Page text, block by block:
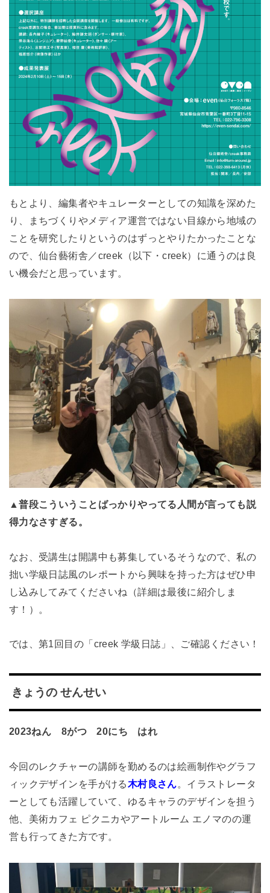
もとより、編集者やキュレーターとしての知識を深めた
り、まちづくりやメディア運営ではない目線から地域の
ことを研究したりというのはずっとやりたかったことな
ので、仙台藝術舎／creek（以下・creek）に通うのは良
い機会だと思っています。
▲普段こういうことばっかりやってる人間が言っても説
得力なさすぎる。
なお、受講生は開講中も募集しているそうなので、私の
拙い学級日誌風のレポートから興味を持った方はぜひ申
し込みしてみてくださいね（詳細は最後に紹介しま
す！）。
では、第1回目の「creek 学級日誌」、ご確認ください！
きょうの せんせい
2023ねん 8がつ 20にち はれ
今回のレクチャーの講師を勤めるのは絵画制作やグラフ
ィックデザインを手がける木村良さん。イラストレータ
ーとしても活躍していて、ゆるキャラのデザインを担う
他、 美術カフェ ピクニカやアートルーム エノマのの運
営も行ってきた方です。